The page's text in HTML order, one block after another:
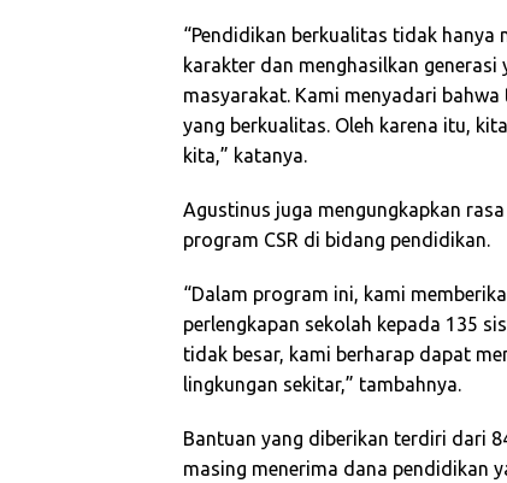
“Pendidikan berkualitas tidak hanya
karakter dan menghasilkan
masyarakat. Kami menyadari
yang berkualitas. Oleh karena itu,
kita,” katanya.
Agustinus juga mengungkapkan
program CSR di bidang pendidikan.
“Dalam program ini, kami
perlengkapan sekolah kepada 135
tidak besar, kami berharap dapat
lingkungan sekitar,” tambahnya.
Bantuan yang diberikan terdiri dari
masing menerima dana pendidikan